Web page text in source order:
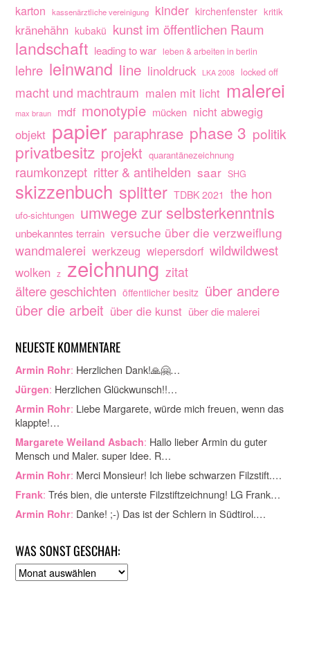
karton kassenärztliche vereinigung kinder kirchenfenster kritik
kränehähn kubakü kunst im öffentlichen Raum
landschaft leading to war leben & arbeiten in berlin
lehre leinwand line linoldruck LKA 2008 locked off
macht und machtraum malen mit licht malerei
max braun mdf monotypie mücken nicht abwegig
objekt papier paraphrase phase 3 politik
privatbesitz projekt quarantänezeichnung
raumkonzept ritter & antihelden saar SHG
skizzenbuch splitter TDBK 2021 the hon
ufo-sichtungen umwege zur selbsterkenntnis
unbekanntes terrain versuche über die verzweiflung
wandmalerei werkzeug wiepersdorf wildwildwest
wolken z zeichnung zitat
ältere geschichten öffentlicher besitz über andere
über die arbeit über die kunst über die malerei
NEUESTE KOMMENTARE
Armin Rohr: Herzlichen Dank!🙏🤗…
Jürgen: Herzlichen Glückwunsch!!…
Armin Rohr: Liebe Margarete, würde mich freuen, wenn das
klappte!…
Margarete Weiland Asbach: Hallo lieber Armin du guter
Mensch und Maler. super Idee. R…
Armin Rohr: Merci Monsieur! Ich liebe schwarzen Filzstift.…
Frank: Trés bien, die unterste Filzstiftzeichnung! LG Frank…
Armin Rohr: Danke! ;-) Das ist der Schlern in Südtirol.…
WAS SONST GESCHAH:
A